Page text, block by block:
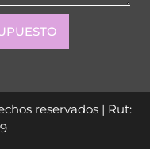
reservados | Rut: